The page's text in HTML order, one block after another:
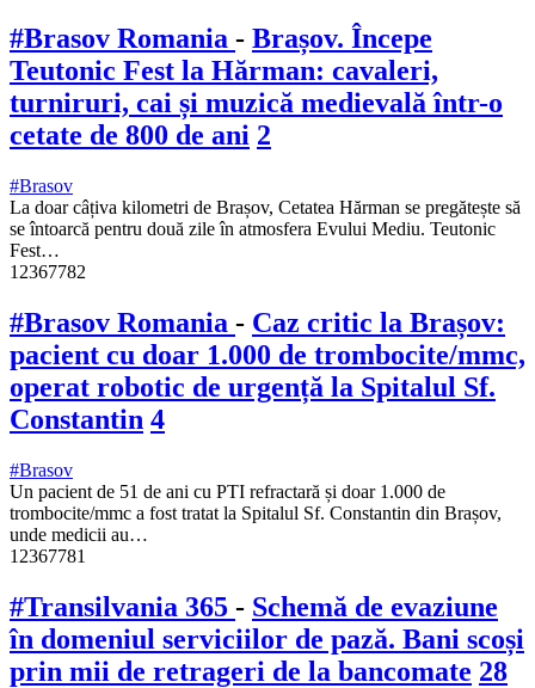
#Brasov Romania - Brașov. Începe
Teutonic Fest la Hărman: cavaleri,
turniruri, cai și muzică medievală într-o
cetate de 800 de ani 2
#Brasov
La doar câțiva kilometri de Brașov, Cetatea Hărman se pregătește să
se întoarcă pentru două zile în atmosfera Evului Mediu. Teutonic
Fest…
12367782
#Brasov Romania - Caz critic la Brașov:
pacient cu doar 1.000 de trombocite/mmc,
operat robotic de urgență la Spitalul Sf.
Constantin 4
#Brasov
Un pacient de 51 de ani cu PTI refractară și doar 1.000 de
trombocite/mmc a fost tratat la Spitalul Sf. Constantin din Brașov,
unde medicii au…
12367781
#Transilvania 365 - Schemă de evaziune
în domeniul serviciilor de pază. Bani scoși
prin mii de retrageri de la bancomate 28